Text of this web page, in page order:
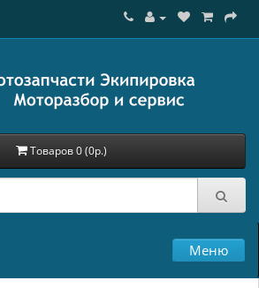
Товаров 0 (0р.)
Меню